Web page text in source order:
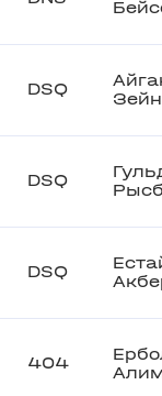
DSQ
DSQ
DSQ
404